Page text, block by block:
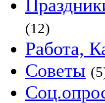
(12)
Работа,
Советы